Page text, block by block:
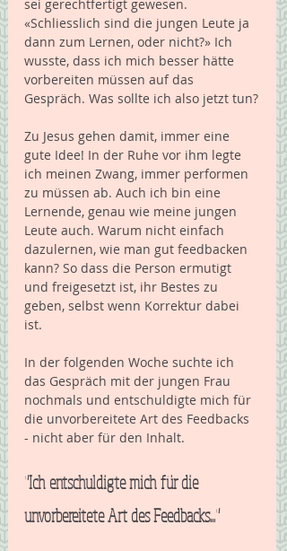
sei gerechtfertigt gewesen.
«Schliesslich sind die jungen Leute ja
dann zum Lernen, oder nicht?» Ich
wusste, dass ich mich besser hätte
vorbereiten müssen auf das
Gespräch. Was sollte ich also jetzt tun?
Zu Jesus gehen damit, immer eine
gute Idee! In der Ruhe vor ihm legte
ich meinen Zwang, immer performen
zu müssen ab. Auch ich bin eine
Lernende, genau wie meine jungen
Leute auch. Warum nicht einfach
dazulernen, wie man gut feedbacken
kann? So dass die Person ermutigt
und freigesetzt ist, ihr Bestes zu
geben, selbst wenn Korrektur dabei
ist.
In der folgenden Woche suchte ich
das Gespräch mit der jungen Frau
nochmals und entschuldigte mich für
die unvorbereitete Art des Feedbacks
- nicht aber für den Inhalt.
"Ich entschuldigte mich für die
unvorbereitete Art des Feedbacks..."